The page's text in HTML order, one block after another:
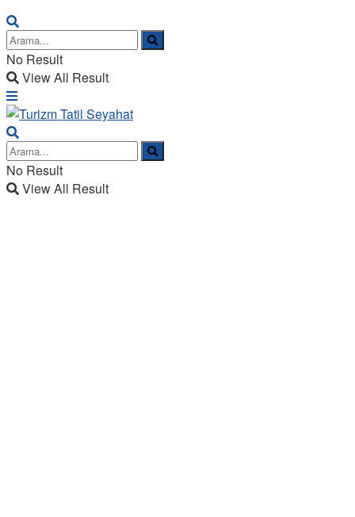
No Result
View All Result
No Result
View All Result